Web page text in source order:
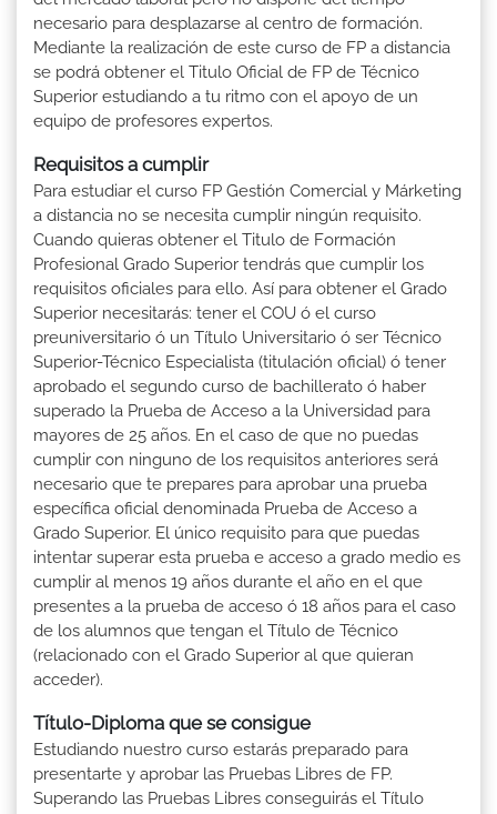
necesario para desplazarse al centro de formación.
Mediante la realización de este curso de FP a distancia
se podrá obtener el Titulo Oficial de FP de Técnico
Superior estudiando a tu ritmo con el apoyo de un
equipo de profesores expertos.
Requisitos a cumplir
Para estudiar el curso FP Gestión Comercial y Márketing
a distancia no se necesita cumplir ningún requisito.
Cuando quieras obtener el Titulo de Formación
Profesional Grado Superior tendrás que cumplir los
requisitos oficiales para ello. Así para obtener el Grado
Superior necesitarás: tener el COU ó el curso
preuniversitario ó un Título Universitario ó ser Técnico
Superior-Técnico Especialista (titulación oficial) ó tener
aprobado el segundo curso de bachillerato ó haber
superado la Prueba de Acceso a la Universidad para
mayores de 25 años. En el caso de que no puedas
cumplir con ninguno de los requisitos anteriores será
necesario que te prepares para aprobar una prueba
específica oficial denominada Prueba de Acceso a
Grado Superior. El único requisito para que puedas
intentar superar esta prueba e acceso a grado medio es
cumplir al menos 19 años durante el año en el que
presentes a la prueba de acceso ó 18 años para el caso
de los alumnos que tengan el Título de Técnico
(relacionado con el Grado Superior al que quieran
acceder).
Título-Diploma que se consigue
Estudiando nuestro curso estarás preparado para
presentarte y aprobar las Pruebas Libres de FP.
Superando las Pruebas Libres conseguirás el Título